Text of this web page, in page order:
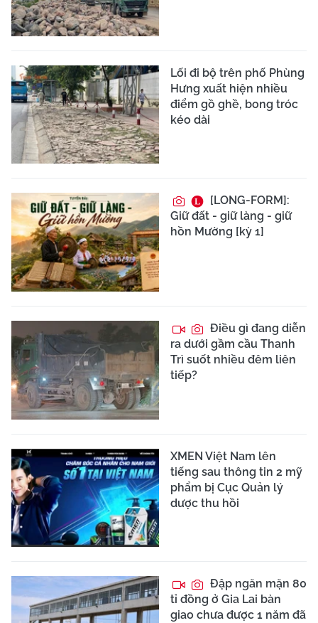
Lối đi bộ trên phố Phùng
Hưng xuất hiện nhiều
điểm gồ ghề, bong tróc
kéo dài
[LONG-FORM]:
Giữ đất - giữ làng - giữ
hồn Mường [kỳ 1]
Điều gì đang diễn
ra dưới gầm cầu Thanh
Trì suốt nhiều đêm liên
tiếp?
XMEN Việt Nam lên
tiếng sau thông tin 2 mỹ
phẩm bị Cục Quản lý
dược thu hồi
Đập ngăn mặn 80
tỉ đồng ở Gia Lai bàn
giao chưa được 1 năm đã